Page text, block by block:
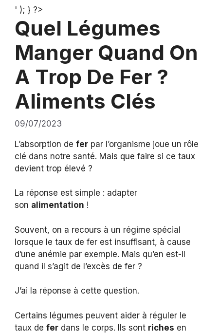
' ); } ?>
Quel Légumes
Manger Quand On
A Trop De Fer ?
Aliments Clés
09/07/2023
L’absorption de fer par l’organisme joue un rôle
clé dans notre santé. Mais que faire si ce taux
devient trop élevé ?
La réponse est simple : adapter
son alimentation !
Souvent, on a recours à un régime spécial
lorsque le taux de fer est insuffisant, à cause
d’une anémie par exemple. Mais qu’en est-il
quand il s’agit de l’excès de fer ?
J’ai la réponse à cette question.
Certains légumes peuvent aider à réguler le
taux de fer dans le corps. Ils sont riches en